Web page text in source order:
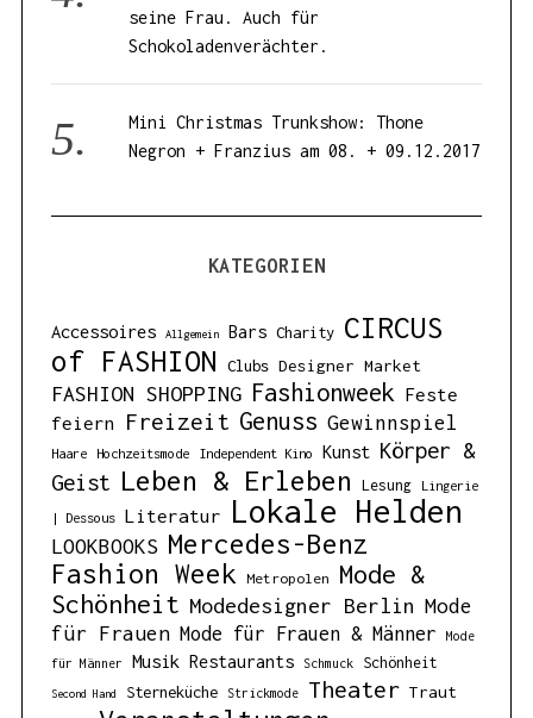
seine Frau. Auch für
Schokoladenverächter.
Mini Christmas Trunkshow: Thone
Negron + Franzius am 08. + 09.12.2017
KATEGORIEN
Accessoires Allgemein Bars Charity CIRCUS
of FASHION Clubs Designer Market
FASHION SHOPPING Fashionweek Feste
feiern
Freizeit Genuss Gewinnspiel
Haare Hochzeitsmode Independent Kino Kunst Körper &
Geist Leben & Erleben Lesung Lingerie
| Dessous Literatur Lokale Helden
LOOKBOOKS Mercedes-Benz
Fashion Week Metropolen
Mode &
Schönheit Modedesigner Berlin Mode
für Frauen Mode für Frauen & Männer
Mode
für Männer
Musik Restaurants Schmuck Schönheit
Second Hand Sterneküche Strickmode Theater Traut